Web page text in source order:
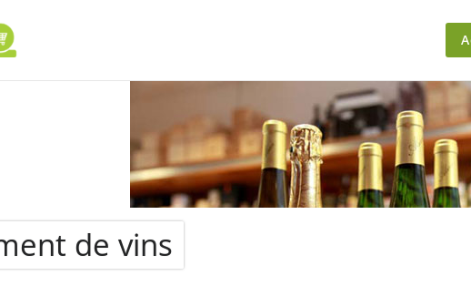
La Superette – le marché
de vins